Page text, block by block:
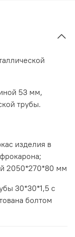
53 мм,
трубы.
изделия в
2050*270*80 мм
30*30*1,5 с
болтом